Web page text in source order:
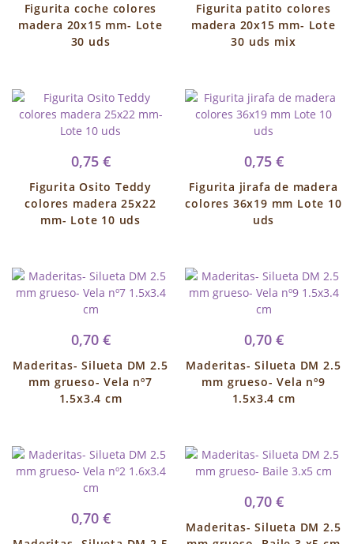
Figurita coche colores
madera 20x15 mm- Lote
30 uds
Figurita patito colores
madera 20x15 mm- Lote
30 uds mix
0,75 €
Figurita Osito Teddy
colores madera 25x22
mm- Lote 10 uds
0,75 €
Figurita jirafa de madera
colores 36x19 mm Lote 10
uds
0,70 €
Maderitas- Silueta DM 2.5
mm grueso- Vela nº7
1.5x3.4 cm
0,70 €
Maderitas- Silueta DM 2.5
mm grueso- Vela nº9
1.5x3.4 cm
0,70 €
0,70 €
Maderitas- Silueta DM 2.5